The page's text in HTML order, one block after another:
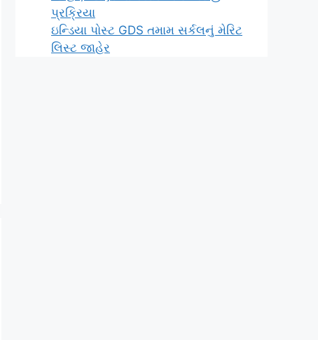
પ્રક્રિયા
ઇન્ડિયા પોસ્ટ GDS તમામ સર્કલનું મેરિટ
લિસ્ટ જાહેર